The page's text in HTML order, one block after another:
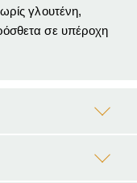
γλουτένη,
σε υπέροχη